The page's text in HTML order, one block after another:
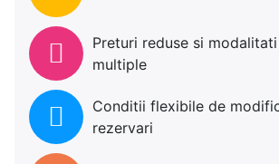
Preturi reduse si
multiple
Conditii flexibile de
rezervari